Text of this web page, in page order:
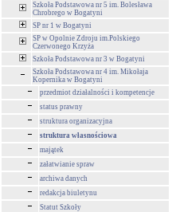
Szkoła Podstawowa nr 5 im. Bolesława
Chrobrego w Bogatyni
SP nr 1 w Bogatyni
SP w Opolnie Zdroju im.Polskiego
Czerwonego Krzyża
Szkoła Podstawowa nr 3 w Bogatyni
Szkoła Podstawowa nr 4 im. Mikołaja
Kopernika w Bogatyni
przedmiot działalności i kompetencje
status prawny
struktura organizacyjna
struktura własnościowa
majątek
załatwianie spraw
archiwa danych
redakcja biuletynu
Statut Szkoły